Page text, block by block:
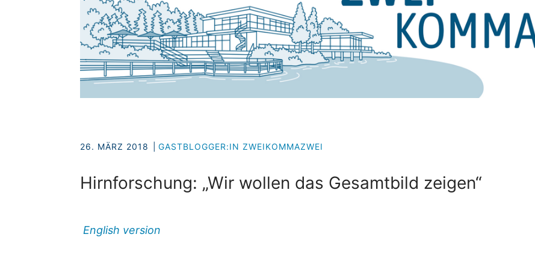
26. MÄRZ 2018 GASTBLOGGER:IN ZWEIKOMMAZWEI
Hirnforschung: „Wir wollen das Gesamtbild zeigen“
English version